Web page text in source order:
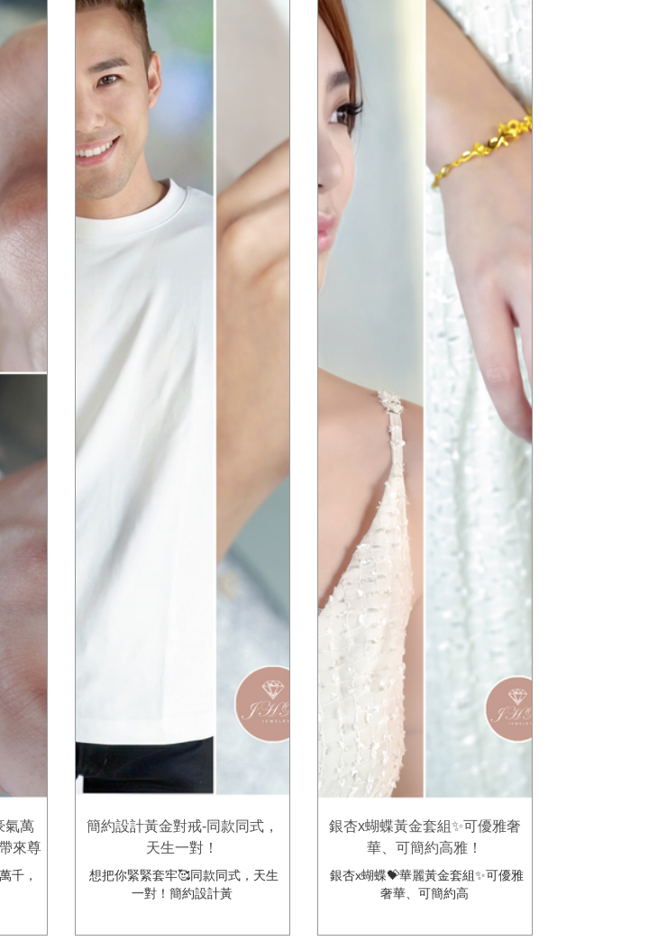
氣萬
來尊
千，
簡約設計黃金對戒-同款同式，
天生一對！
想把你緊緊套牢🥰同款同式，天生
一對！簡約設計黃
銀杏x蝴蝶黃金套組✨可優雅奢
華、可簡約高雅！
銀杏x蝴蝶💝華麗黃金套組✨可優雅
奢華、可簡約高